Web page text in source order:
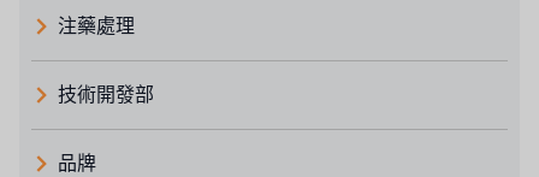
注藥處理
技術開發部
品牌